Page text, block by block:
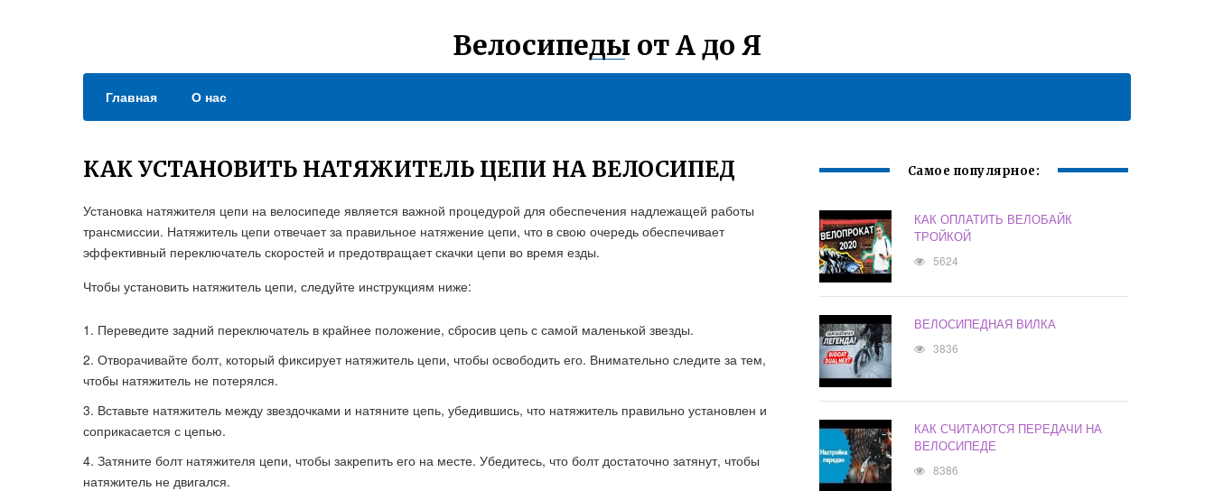
Велосипеды от А до Я
Главная О нас
КАК УСТАНОВИТЬ НАТЯЖИТЕЛЬ ЦЕПИ НА ВЕЛОСИПЕД
Установка натяжителя цепи на велосипеде является важной процедурой для обеспечения надлежащей работы
трансмиссии. Натяжитель цепи отвечает за правильное натяжение цепи, что в свою очередь обеспечивает
эффективный переключатель скоростей и предотвращает скачки цепи во время езды.
Чтобы установить натяжитель цепи, следуйте инструкциям ниже:
Переведите задний переключатель в крайнее положение, сбросив цепь с самой маленькой звезды.
Отворачивайте болт, который фиксирует натяжитель цепи, чтобы освободить его. Внимательно следите за тем,
чтобы натяжитель не потерялся.
Вставьте натяжитель между звездочками и натяните цепь, убедившись, что натяжитель правильно установлен и
соприкасается с цепью.
Затяните болт натяжителя цепи, чтобы закрепить его на месте. Убедитесь, что болт достаточно затянут, чтобы
натяжитель не двигался.
Самое популярное:
КАК ОПЛАТИТЬ ВЕЛОБАЙК
ТРОЙКОЙ
5624
ВЕЛОСИПЕДНАЯ ВИЛКА
3836
КАК СЧИТАЮТСЯ ПЕРЕДАЧИ НА
ВЕЛОСИПЕДЕ
8386